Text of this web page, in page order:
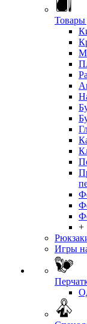
Товары
+
Игры